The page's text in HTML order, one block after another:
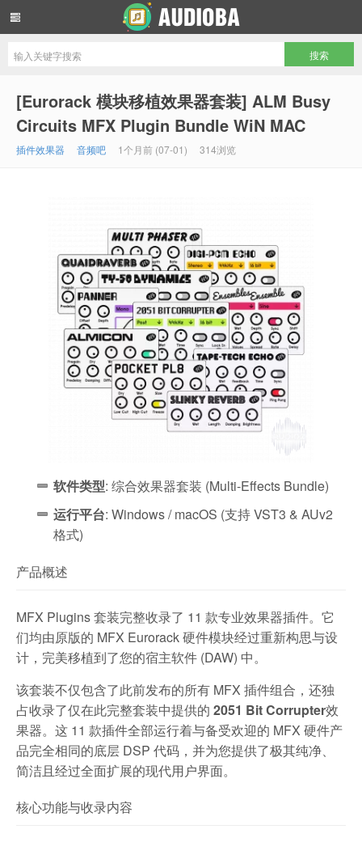
[Eurorack 模块移植效果器套装] ALM Busy
Circuits MFX Plugin Bundle WiN MAC
插件效果器 音频吧 1个月前 (07-01) 314浏览
软件类型: 综合效果器套装 (Multi-Effects Bundle)
运行平台: Windows / macOS (支持 VST3 & AUv2
格式)
产品概述
MFX Plugins 套装完整收录了 11 款专业效果器插件。它
们均由原版的 MFX Eurorack 硬件模块经过重新构思与设
计，完美移植到了您的宿主软件 (DAW) 中。
该套装不仅包含了此前发布的所有 MFX 插件组合，还独
占收录了仅在此完整套装中提供的 2051 Bit Corrupter效
果器。这 11 款插件全部运行着与备受欢迎的 MFX 硬件产
品完全相同的底层 DSP 代码，并为您提供了极其纯净、
简洁且经过全面扩展的现代用户界面。
核心功能与收录内容